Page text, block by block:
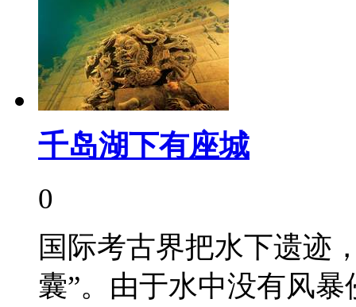
千岛湖下有座城
0
国际考古界把水下遗迹
囊”。由于水中没有风